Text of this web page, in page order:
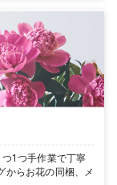
1つ手作業で丁寧
からお花の同梱、メ